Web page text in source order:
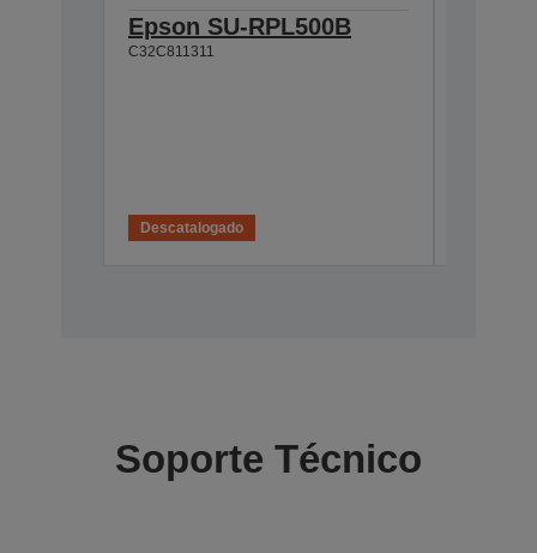
Epson SU-RPL500B
C32C811311
Descatalogado
Soporte Técnico